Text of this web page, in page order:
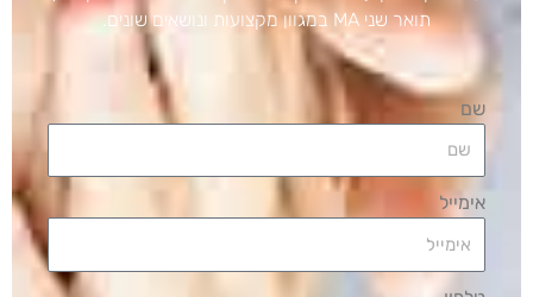
תואר שני MA במגוון מקצועות ונושאים שונים.
שם
אימייל